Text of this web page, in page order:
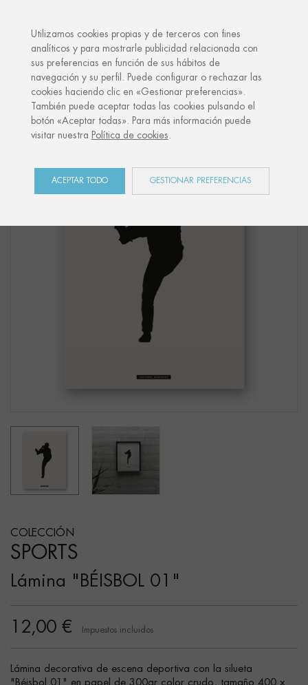
Shop Lámina "BÉISBOL 01"
COLECCIÓN
SPORTS
Lámina "BÉISBOL 01"
12,00 € Impuestos incluidos
Lámina decorativa de escena deportiva con la silueta
Utilizamos cookies propias y de terceros con fines
analíticos y para mostrarle publicidad relacionada con
sus preferencias en función de sus hábitos de
navegación y su perfil. Puede configurar o rechazar las
cookies haciendo clic en «Gestionar preferencias».
También puede aceptar todas las cookies pulsando el
botón «Aceptar todas». Para más información puede
visitar nuestra Política de cookies.
ACEPTAR TODO GESTIONAR PREFERENCIAS